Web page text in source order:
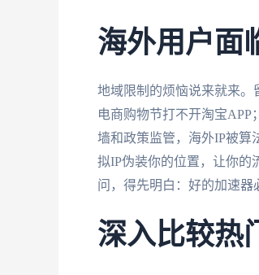
海外用户面
地域限制的烦恼说来就来
电商购物节打不开淘宝
墙和政策监管，海外IP被算
拟IP伪装你的位置，让你的
问，得先明白：好的加速器
深入比较热